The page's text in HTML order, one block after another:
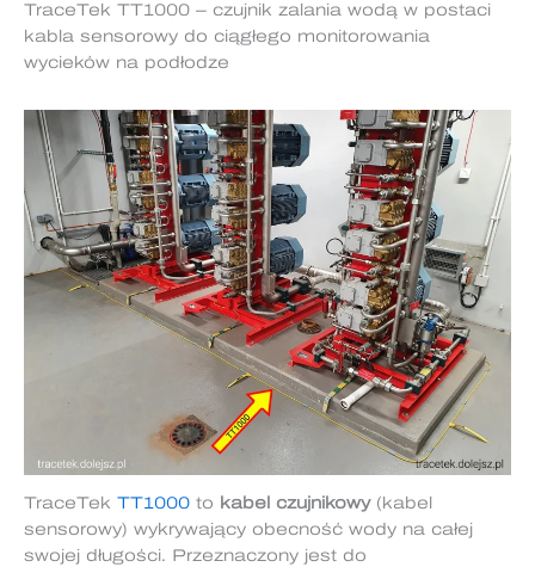
TraceTek TT1000 – czujnik zalania wodą w postaci
kabla sensorowy do ciągłego monitorowania
wycieków na podłodze
TraceTek TT1000 to kabel czujnikowy(kabel
sensorowy) wykrywający obecność wody na całej
swojej długości. Przeznaczony jest do